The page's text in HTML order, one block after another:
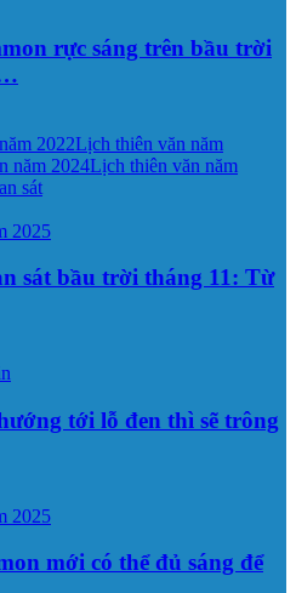
rực sáng trên bầu trời
2022Lịch thiên văn năm
năm 2024Lịch thiên văn năm
sát
2025
sát bầu trời tháng 11: Từ
tới lỗ đen thì sẽ trông
2025
mới có thể đủ sáng để